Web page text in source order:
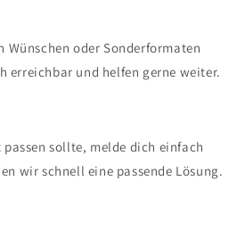
oder Sonderformaten
erreichbar und helfen gerne weiter.
sollte, melde dich einfach
wir schnell eine passende Lösung.